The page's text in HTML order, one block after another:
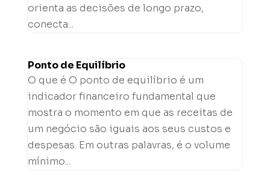
orienta as decisões de longo prazo,
conecta...
Ponto de Equilíbrio
O que é O ponto de equilíbrio é um
indicador financeiro fundamental que
mostra o momento em que as receitas de
um negócio são iguais aos seus custos e
despesas. Em outras palavras, é o volume
mínimo...